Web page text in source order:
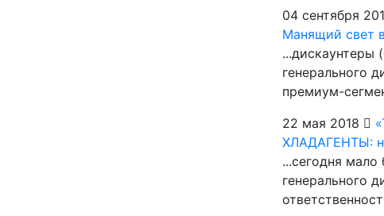
04 сентября
Манящий свет
...дискаунтеры
генерального
премиум-
22 мая 2018
ХЛАДАГЕНТЫ:
...сегодня мало
генерального